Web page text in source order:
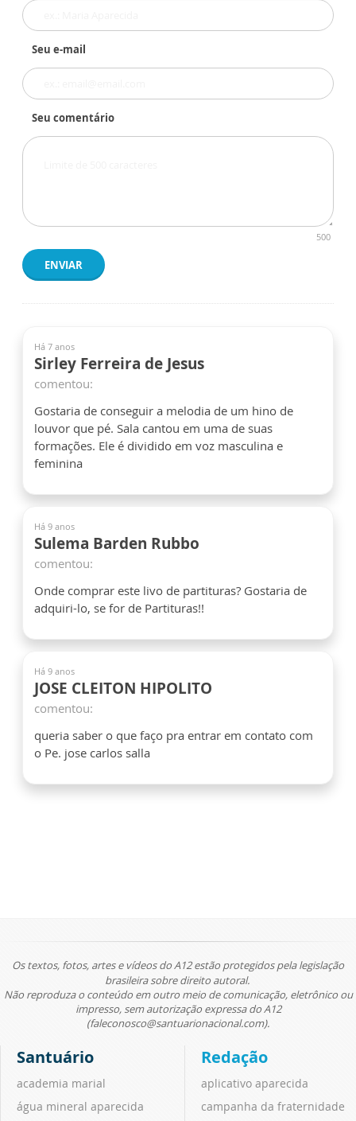
Seu e-mail
Seu comentário
500
ENVIAR
Há 7 anos
Sirley Ferreira de Jesus
comentou:
Gostaria de conseguir a melodia de um hino de
louvor que pé. Sala cantou em uma de suas
formações. Ele é dividido em voz masculina e
feminina
Há 9 anos
Sulema Barden Rubbo
comentou:
Onde comprar este livo de partituras? Gostaria de
adquiri-lo, se for de Partituras!!
Há 9 anos
JOSE CLEITON HIPOLITO
comentou:
queria saber o que faço pra entrar em contato com
o Pe. jose carlos salla
Os textos, fotos, artes e vídeos do A12 estão protegidos pela legislação
brasileira sobre direito autoral.
Não reproduza o conteúdo em outro meio de comunicação, eletrônico ou
impresso, sem autorização expressa do A12
(faleconosco@santuarionacional.com).
Santuário
academia marial
água mineral aparecida
Redação
aplicativo aparecida
campanha da fraternidade